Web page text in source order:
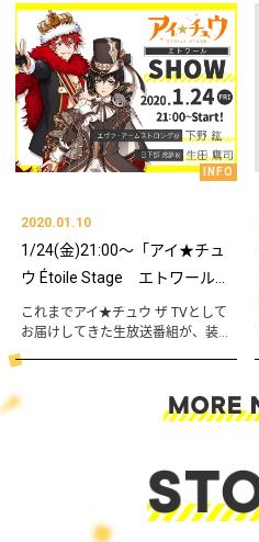
INFO
2020.01.10
1/24(金)21:00～「アイ★チュ
ウ Étoile Stage エトワール...
これまでアイ★チュウ ザ TVとして
お届けしてきた生放送番組が、装...